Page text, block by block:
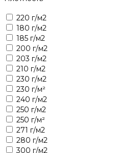
220 г/м2
180 г/м2
185 г/м2
200 г/м2
203 г/м2
210 г/м2
230 г/м2
230 г/м²
240 г/м2
250 г/м2
250 г/м²
271 г/м2
280 г/м2
300 г/м2